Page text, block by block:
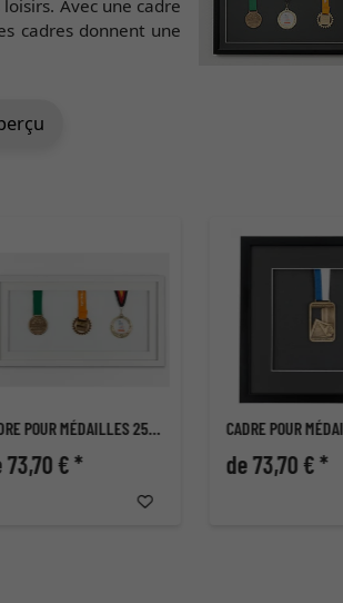
Avec une cadre
cadres donnent une
CADRE POUR MÉDAILLES 25X50 CM, BLANC
73,70 € * de 73,70 € *